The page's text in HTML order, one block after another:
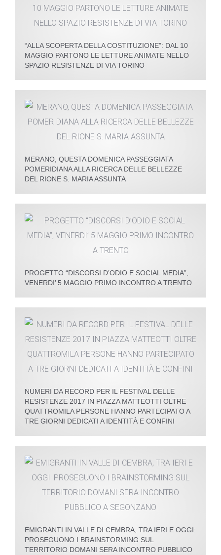
“ALLA SCOPERTA DELLA COSTITUZIONE”: DAL 10
MAGGIO PARTONO LE LETTURE ANIMATE NELLO
SPAZIO RESISTENZE DI VIA TORINO
MERANO, QUESTA DOMENICA PASSEGGIATA
POMERIDIANA ALLA RICERCA DELLE BELLEZZE
DEL RIONE S. MARIA ASSUNTA
PROGETTO “DISCORSI D’ODIO E SOCIAL MEDIA”,
VENERDI’ 5 MAGGIO PRIMO INCONTRO A TRENTO
NUMERI DA RECORD PER IL FESTIVAL DELLE
RESISTENZE 2017 IN PIAZZA MATTEOTTI OLTRE
QUATTROMILA PERSONE HANNO PARTECIPATO A
TRE GIORNI DEDICATI A IDENTITÀ E CONFINI
EMIGRANTI IN VALLE DI CEMBRA, TRA IERI E OGGI:
PROSEGUONO I BRAINSTORMING SUL
TERRITORIO DOMANI SERA INCONTRO PUBBLICO